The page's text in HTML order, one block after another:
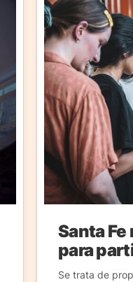
Santa
para
Se trata de